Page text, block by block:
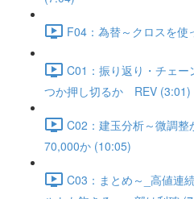
F04：為替～クロスを
C01：振り返り・チェ
つか押し切るか REV (3:01)
C02：建玉分析～微調
70,000か (10:05)
C03：まとめ～_高値連